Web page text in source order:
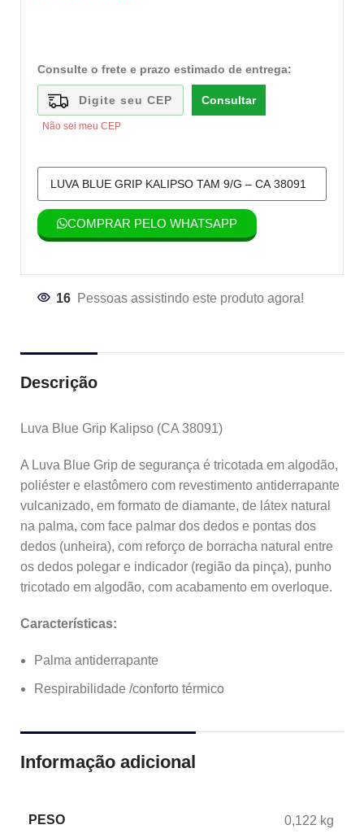
Consulte o frete e prazo estimado de entrega:
Consultar
Não sei meu CEP
COMPRAR PELO WHATSAPP
16 Pessoas assistindo este produto agora!
Descrição
Luva Blue Grip Kalipso (CA 38091)
A Luva Blue Grip de segurança é tricotada em algodão,
poliéster e elastômero com revestimento antiderrapante
vulcanizado, em formato de diamante, de látex natural
na palma, com face palmar dos dedos e pontas dos
dedos (unheira), com reforço de borracha natural entre
os dedos polegar e indicador (região da pinça), punho
tricotado em algodão, com acabamento em overloque.
Características:
Palma antiderrapante
Respirabilidade /conforto térmico
Informação adicional
PESO 0,122 kg